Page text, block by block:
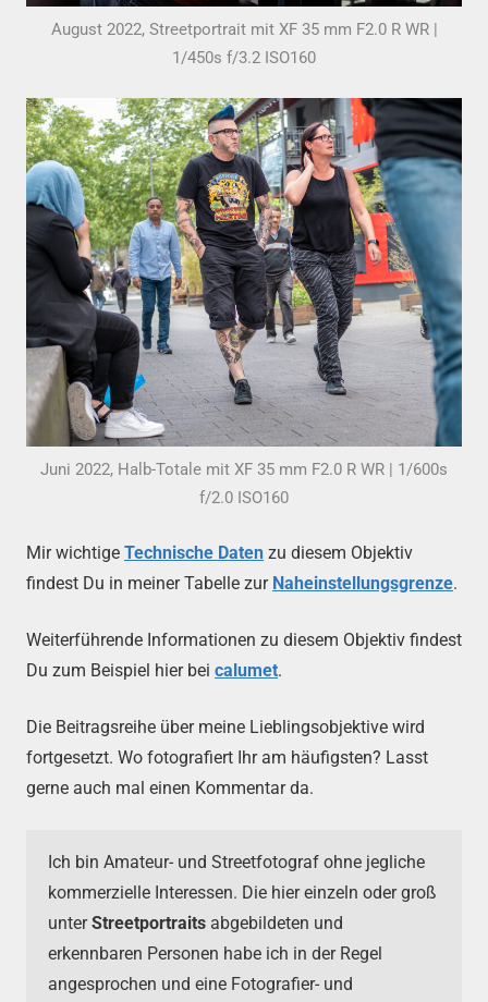
August 2022, Streetportrait mit XF 35 mm F2.0 R WR |
1/450s f/3.2 ISO160
Juni 2022, Halb-Totale mit XF 35 mm F2.0 R WR | 1/600s
f/2.0 ISO160
Mir wichtige Technische Daten zu diesem Objektiv
findest Du in meiner Tabelle zur Naheinstellungsgrenze.
Weiterführende Informationen zu diesem Objektiv findest
Du zum Beispiel hier bei calumet.
Die Beitragsreihe über meine Lieblingsobjektive wird
fortgesetzt. Wo fotografiert Ihr am häufigsten? Lasst
gerne auch mal einen Kommentar da.
Ich bin Amateur- und Streetfotograf ohne jegliche
kommerzielle Interessen. Die hier einzeln oder groß
unterStreetportraits abgebildeten und
erkennbaren Personen habe ich in der Regel
angesprochen und eine Fotografier- und